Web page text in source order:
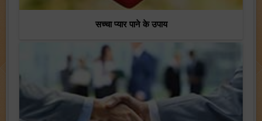
सच्चा प्यार पाने के उपाय